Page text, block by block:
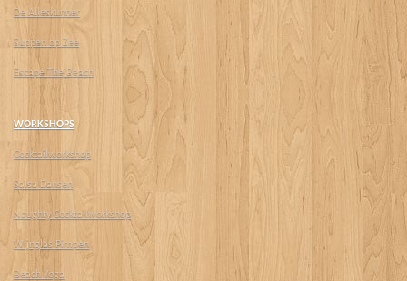
De Alleskunner
Suppen op Zee
Escape The Beach
WORKSHOPS
Cocktailworkshop
Salsa Dansen
Naughty Cocktailworkshop
Wijnglas Pimpen
Beach Yoga